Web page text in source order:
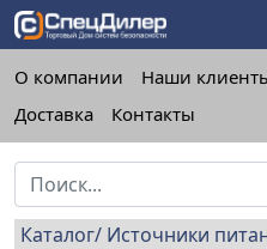
О компании Наши
Доставка
Контакты
Каталог Источники